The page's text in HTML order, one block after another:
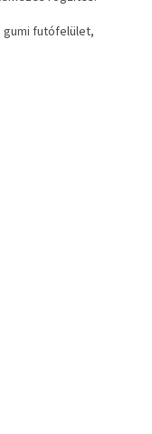
futófelület,